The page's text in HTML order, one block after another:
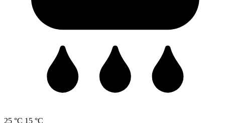
25 °C 15 °C